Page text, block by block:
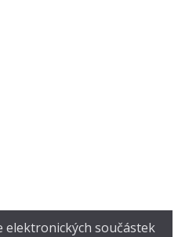
elektronických součástek